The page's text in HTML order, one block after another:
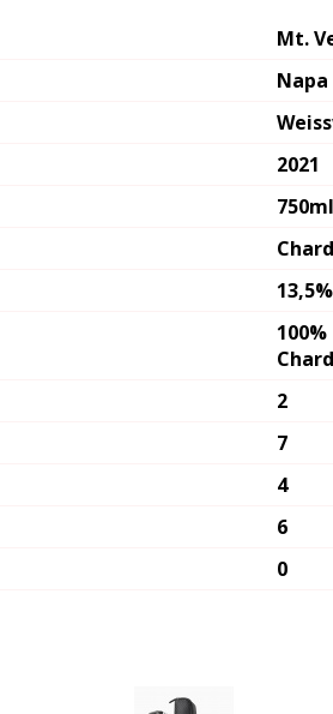
Mt.
2021
750ml
13,5%
100%
2
7
4
6
0